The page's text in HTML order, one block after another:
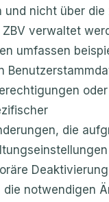
und nicht über die
verwaltet
umfassen
die
die notwendigen